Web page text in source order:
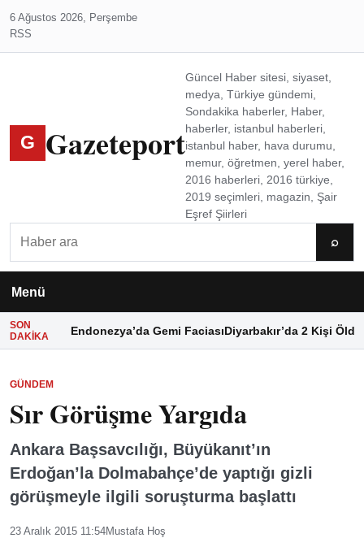
6 Ağustos 2026, Perşembe
RSS
G Gazeteport
Güncel Haber sitesi, siyaset,
medya, Türkiye gündemi,
Sondakika haberler, Haber,
haberler, istanbul haberleri,
istanbul haber, hava durumu,
memur, öğretmen, yerel haber,
2016 haberleri, 2016 türkiye,
2019 seçimleri, magazin, Şair
Eşref Şiirleri
⌕
Menü
SON
DAKIKA
Endonezya’da Gemi FaciasıDiyarbakır’da 2 Kişi Öldü
GÜNDEM
Sır Görüşme Yargıda
Ankara Başsavcılığı, Büyükanıt’ın
Erdoğan’la Dolmabahçe’de yaptığı gizli
görüşmeyle ilgili soruşturma başlattı
23 Aralık 2015 11:54Mustafa Hoş